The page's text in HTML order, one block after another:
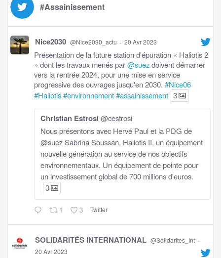
#Assainissement
Nice2030 @Nice2030_actu · 20 Avr 2023
Présentation de la future station d'épuration « Haliotis 2
» dont les travaux menés par@suezdoivent démarrer
vers la rentrée 2024, pour une mise en service
progressive des ouvrages jusqu'en 2030. #Nice06
#Haliotis#environnement#assainissement 3
Christian Estrosi @cestrosi
Nous présentons avec Hervé Paul et la PDG de
@suez Sabrina Soussan, Haliotis II, un équipement
nouvelle génération au service de nos objectifs
environnementaux. Un équipement de pointe pour
un investissement global de 700 millions d'euros.
3
1 3 Twitter
SOLIDARITÉS INTERNATIONAL @Solidarites_Int ·
20 Avr 2023